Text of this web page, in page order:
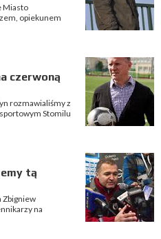
Miasto
opiekunem
czerwoną
rozmawialiśmy z
Stomilu
tą
Zbigniew
na